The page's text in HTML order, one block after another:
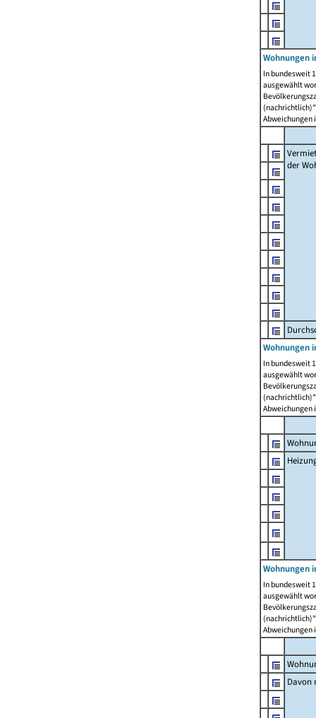
Wohnungen
In bundesweit
ausgewählt
Abweichungen
der
Wohnungen
In bundesweit
ausgewählt
Abweichungen
Wohnungen
In bundesweit
ausgewählt
Abweichungen
Davon